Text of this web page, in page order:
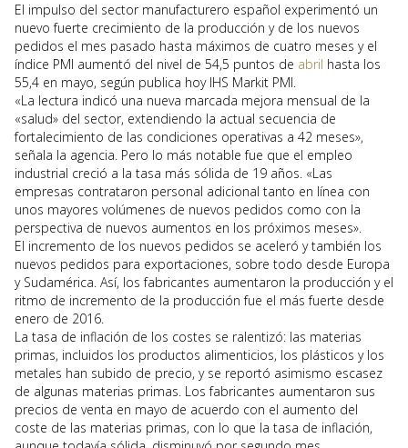
El impulso del sector manufacturero español experimentó un
nuevo fuerte crecimiento de la producción y de los nuevos
pedidos el mes pasado hasta máximos de cuatro meses y el
índice PMI aumentó del nivel de 54,5 puntos de abril hasta los
55,4 en mayo, según publica hoy IHS Markit PMI.
«La lectura indicó una nueva marcada mejora mensual de la
«salud» del sector, extendiendo la actual secuencia de
fortalecimiento de las condiciones operativas a 42 meses»,
señala la agencia. Pero lo más notable fue que el empleo
industrial creció a la tasa más sólida de 19 años. «Las
empresas contrataron personal adicional tanto en línea con
unos mayores volúmenes de nuevos pedidos como con la
perspectiva de nuevos aumentos en los próximos meses».
El incremento de los nuevos pedidos se aceleró y también los
nuevos pedidos para exportaciones, sobre todo desde Europa
y Sudamérica. Así, los fabricantes aumentaron la producción y el
ritmo de incremento de la producción fue el más fuerte desde
enero de 2016.
La tasa de inflación de los costes se ralentizó: las materias
primas, incluidos los productos alimenticios, los plásticos y los
metales han subido de precio, y se reportó asimismo escasez
de algunas materias primas. Los fabricantes aumentaron sus
precios de venta en mayo de acuerdo con el aumento del
coste de las materias primas, con lo que la tasa de inflación,